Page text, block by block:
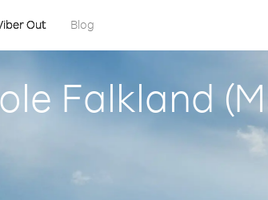
Out Blog
Falkland